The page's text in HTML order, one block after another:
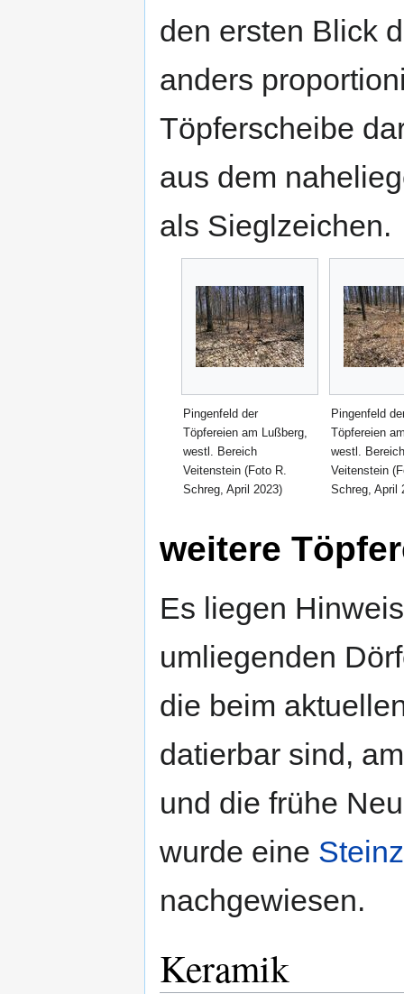
den ersten Blick
anders
Töpferscheibe
aus dem
als Sieglzeichen.
Pingenfeld der
Töpfereien am Lußberg,
westl. Bereich
Veitenstein (Foto R.
Schreg, April 2023)
Pingenfeld
Töpfereien
westl.
Veitenstein
Schreg, April
weitere
Es liegen
umliegenden
die beim
datierbar sind,
und die frühe
wurde eine
nachgewiesen.
Keramik